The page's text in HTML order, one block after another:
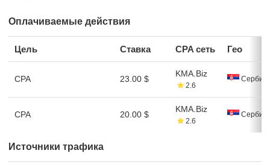
Оплачиваемые действия
Цель Ставка CPA сеть Гео
CPA 23.00 $
KMA.Biz
2.6
Сербия
CPA 20.00 $
KMA.Biz
2.6
Сербия
Источники трафика